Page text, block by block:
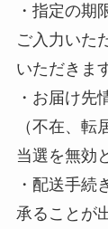
・指定の期
ご入力いた
いただきま
・お届け先
（不在、転
当選を無効
・配送手続
承ることが